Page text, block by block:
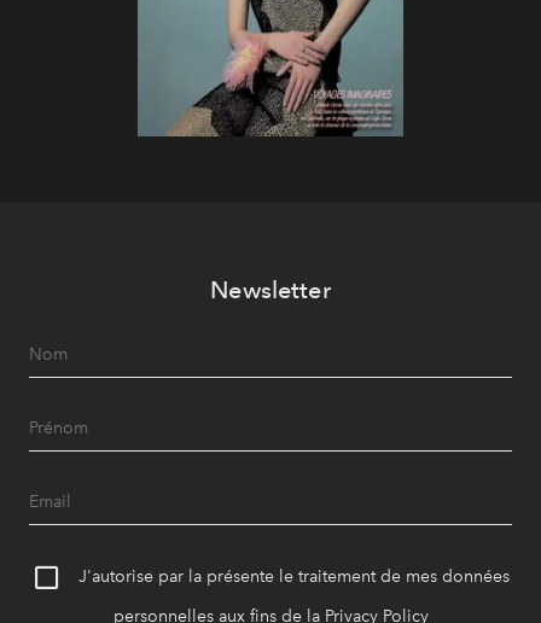
Newsletter
J'autorise par la présente le traitement de mes données
personnelles aux fins de la Privacy Policy